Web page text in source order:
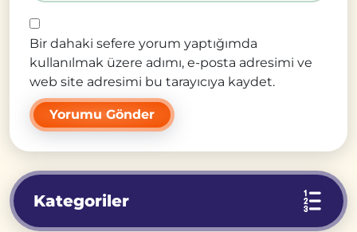
Bir dahaki sefere yorum yaptığımda
kullanılmak üzere adımı, e-posta adresimi ve
web site adresimi bu tarayıcıya kaydet.
Kategoriler